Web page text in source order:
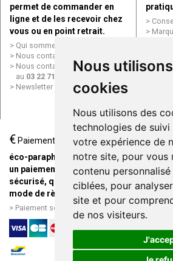
Nous
cookies
Nous utilisons des
technologies de
votre expérience de
notre site, pour vous
contenu
ciblées, pour
site et pour
de nos visiteurs.
permet de commander en
ligne et de les recevoir chez
vous ou en point retrait.
Qui sommes nous ?
Nous contacter par e-mail
Nous contacter par téléphone
au 03 22 71 64 10
Newsletter
ligne
€ Paiement
éco-parapharmacie.fr offre
un paiement entièrement
sécurisé, quel que soit le
mode de règlement
Paiement sécurisé et simple
point